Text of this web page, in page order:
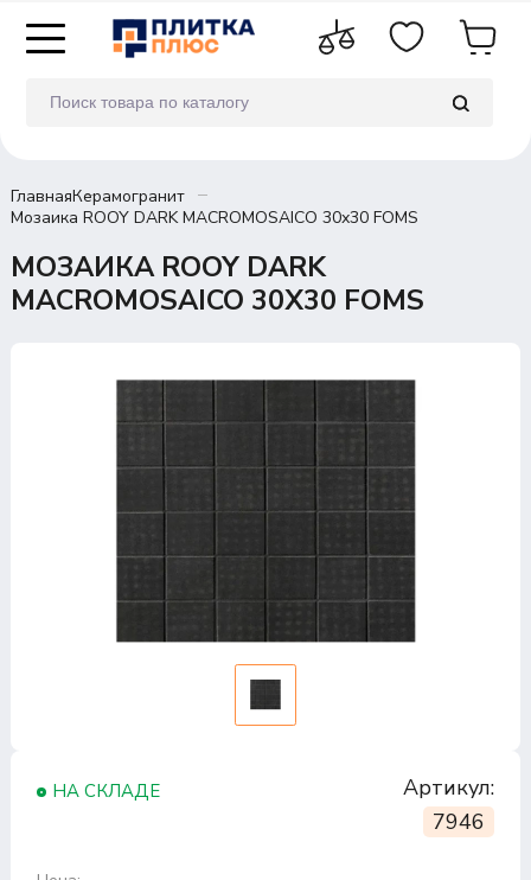
ГлавнаяКерамогранит
Мозаика ROOY DARK MACROMOSAICO 30х30 FOMS
МОЗАИКА ROOY DARK
MACROMOSAICO 30Х30 FOMS
НА СКЛАДЕ
Артикул:
7946